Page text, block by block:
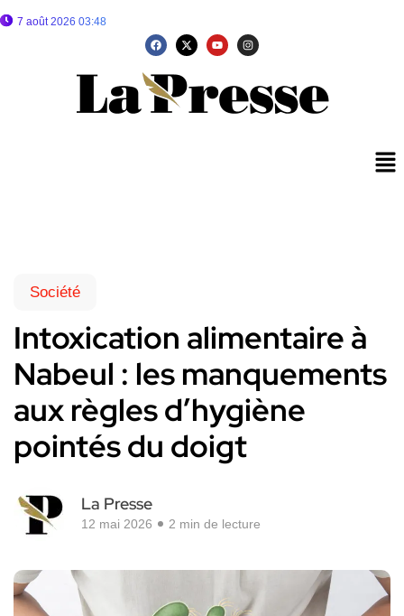
7 août 2026 03:48
Société
Intoxication alimentaire à
Nabeul : les manquements
aux règles d’hygiène
pointés du doigt
La Presse
12 mai 2026 2 min de lecture